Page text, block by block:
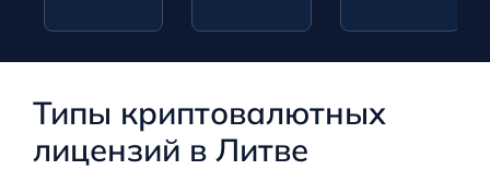
Типы криптовалютных
лицензий в Литве